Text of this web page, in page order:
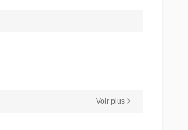
Voir plus